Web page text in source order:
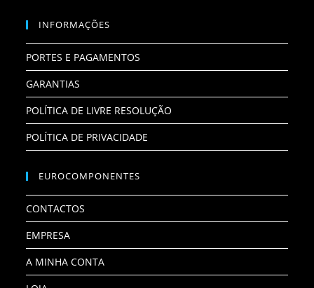
INFORMAÇÕES
PORTES E PAGAMENTOS
GARANTIAS
POLÍTICA DE LIVRE RESOLUÇÃO
POLÍTICA DE PRIVACIDADE
EUROCOMPONENTES
CONTACTOS
EMPRESA
A MINHA CONTA